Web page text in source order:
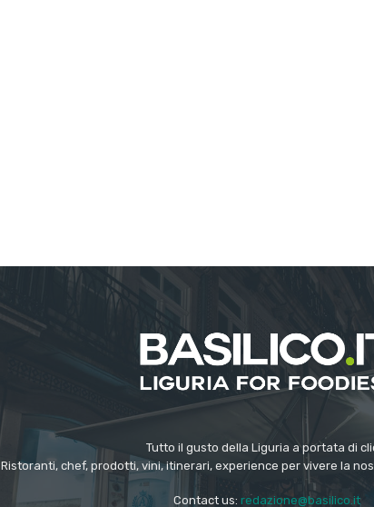
Tutto il gusto della Liguria a portata di
Ristoranti, chef, prodotti, vini, itinerari, experience per vivere la
Contact us: redazione@basilico.it